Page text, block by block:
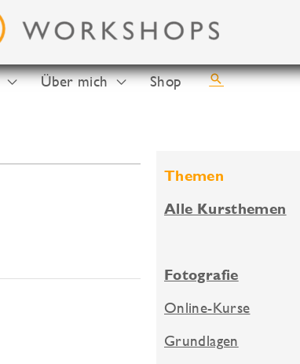
Über mich Shop Suchen
Themen
Alle Kursthemen
Fotografie
Online-Kurse
Grundlagen